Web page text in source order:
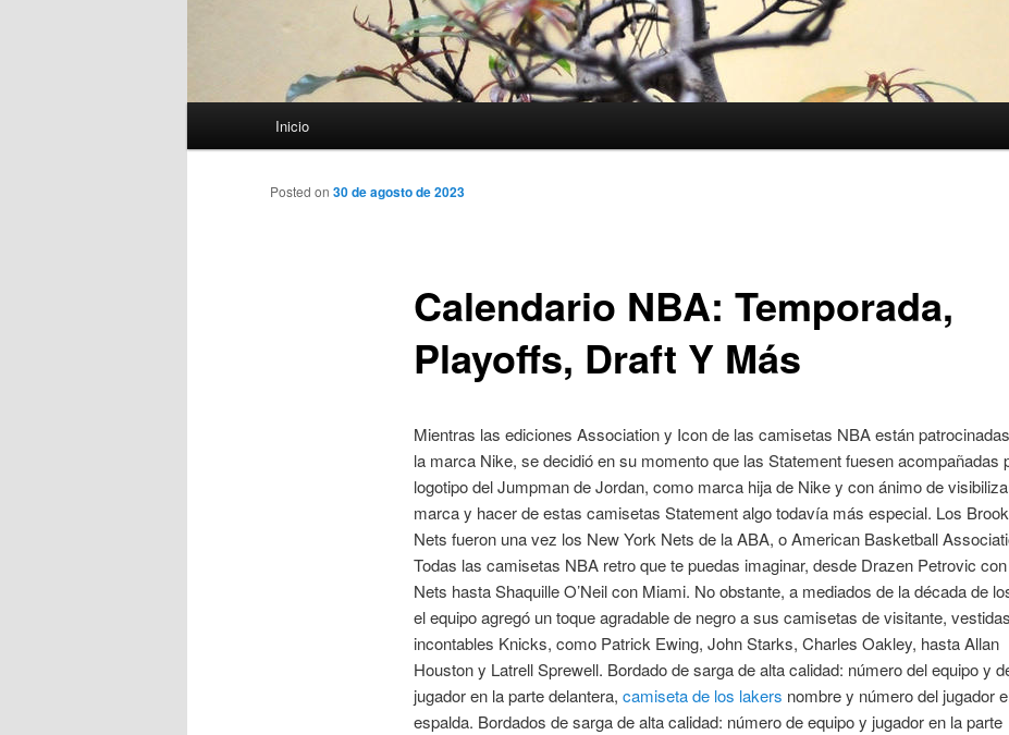
Inicio
Calendario NBA: Temporada,
Playoffs, Draft Y Más
Posted on 30 de agosto de 2023
Mientras las ediciones Association y Icon de las camisetas NBA están
la marca Nike, se decidió en su momento que las Statement fuesen acompañadas
logotipo del Jumpman de Jordan, como marca hija de Nike y con ánimo de
marca y hacer de estas camisetas Statement algo todavía más especial. Los
Nets fueron una vez los New York Nets de la ABA, o American Basketball
Todas las camisetas NBA retro que te puedas imaginar, desde Drazen Petrovic
Nets hasta Shaquille O’Neil con Miami. No obstante, a mediados de la década de
el equipo agregó un toque agradable de negro a sus camisetas de visitante,
incontables Knicks, como Patrick Ewing, John Starks, Charles Oakley, hasta Allan
Houston y Latrell Sprewell. Bordado de sarga de alta calidad: número del equipo y
jugador en la parte delantera, camiseta de los lakers nombre y número del jugador
espalda. Bordados de sarga de alta calidad: número de equipo y jugador en la parte